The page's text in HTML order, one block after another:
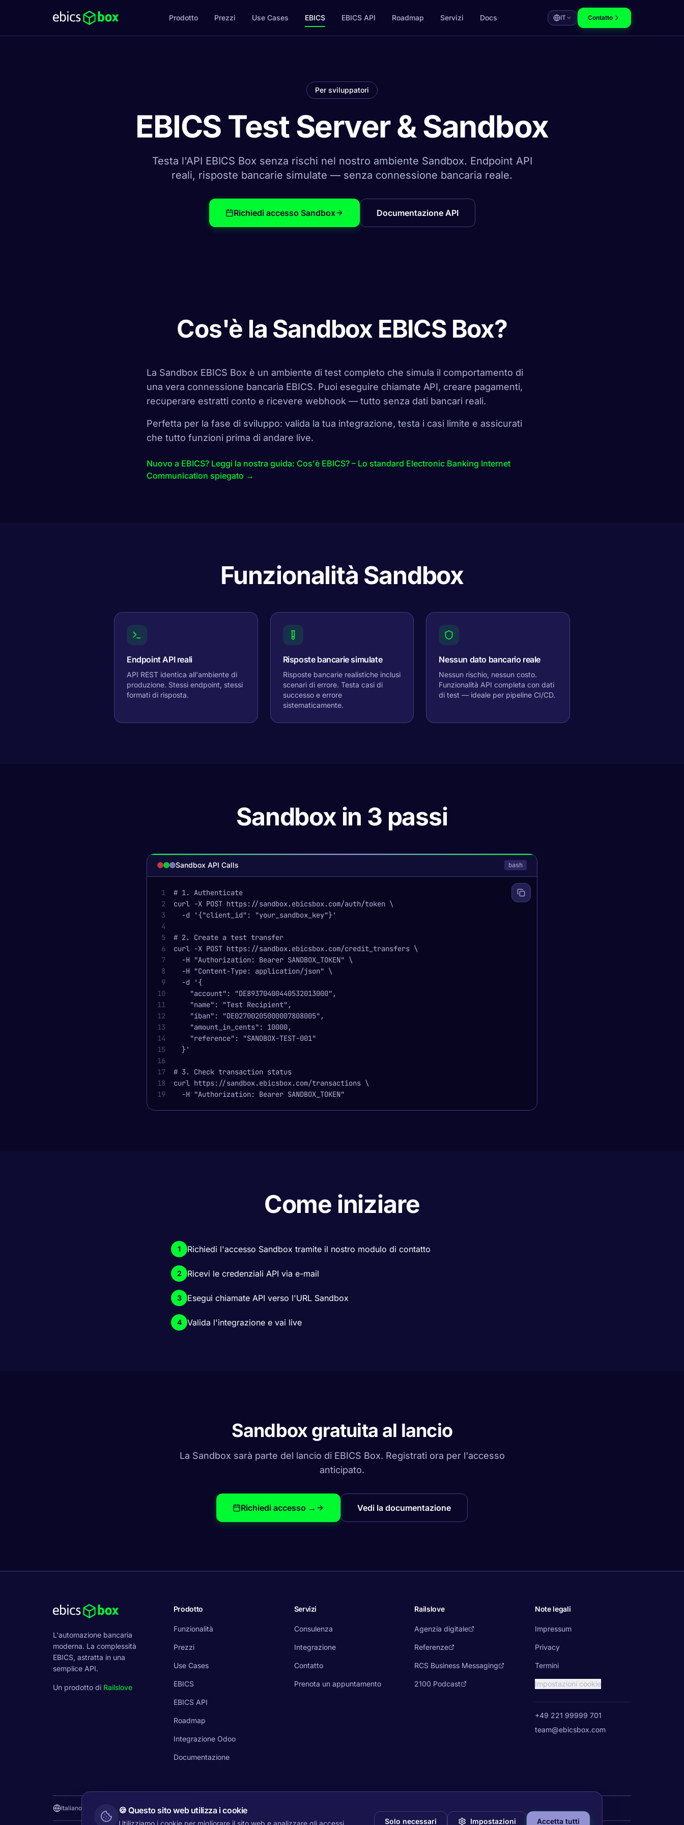
Prodotto Prezzi Use Cases EBICS EBICS API Roadmap Servizi Docs IT Contatto
Per sviluppatori
EBICS Test Server & Sandbox
Testa l'API EBICS Box senza rischi nel nostro ambiente Sandbox. Endpoint API
reali, risposte bancarie simulate — senza connessione bancaria reale.
Richiedi accesso Sandbox Documentazione API
Cos'è la Sandbox EBICS Box?
La Sandbox EBICS Box è un ambiente di test completo che simula il comportamento di
una vera connessione bancaria EBICS. Puoi eseguire chiamate API, creare pagamenti,
recuperare estratti conto e ricevere webhook — tutto senza dati bancari reali.
Perfetta per la fase di sviluppo: valida la tua integrazione, testa i casi limite e assicurati
che tutto funzioni prima di andare live.
Nuovo a EBICS? Leggi la nostra guida: Cos'è EBICS? – Lo standard Electronic Banking Internet
Communication spiegato →
Funzionalità Sandbox
Endpoint API reali
API REST identica all'ambiente di
produzione. Stessi endpoint, stessi
formati di risposta.
Risposte bancarie simulate
Risposte bancarie realistiche inclusi
scenari di errore. Testa casi di
successo e errore
sistematicamente.
Nessun dato bancario reale
Nessun rischio, nessun costo.
Funzionalità API completa con dati
di test — ideale per pipeline CI/CD.
Sandbox in 3 passi
Sandbox API Calls bash
1
# 1. Authenticate
2
curl -X POST https://sandbox.ebicsbox.com/auth/token \
3
  -d '{"client_id": "your_sandbox_key"}'
4
5
# 2. Create a test transfer
6
curl -X POST https://sandbox.ebicsbox.com/credit_transfers \
7
  -H "Authorization: Bearer SANDBOX_TOKEN" \
8
  -H "Content-Type: application/json" \
9
  -d '{
10
    "account": "DE89370400440532013000",
11
    "name": "Test Recipient",
12
    "iban": "DE02700205000007808005",
13
    "amount_in_cents": 10000,
14
    "reference": "SANDBOX-TEST-001"
15
  }'
16
17
# 3. Check transaction status
18
curl https://sandbox.ebicsbox.com/transactions \
19
  -H "Authorization: Bearer SANDBOX_TOKEN"
Come iniziare
1 Richiedi l'accesso Sandbox tramite il nostro modulo di contatto
2 Ricevi le credenziali API via e-mail
3 Esegui chiamate API verso l'URL Sandbox
4 Valida l'integrazione e vai live
Sandbox gratuita al lancio
La Sandbox sarà parte del lancio di EBICS Box. Registrati ora per l'accesso
anticipato.
Richiedi accesso → Vedi la documentazione
L'automazione bancaria
moderna. La complessità
EBICS, astratta in una
semplice API.
Un prodotto di Railslove
Prodotto
Funzionalità
Prezzi
Use Cases
EBICS
EBICS API
Roadmap
Integrazione Odoo
Documentazione
Servizi
Consulenza
Integrazione
Contatto
Prenota un appuntamento
Railslove
Agenzia digitale
Referenze
RCS Business Messaging
2100 Podcast
Note legali
Impressum
Privacy
Termini
Impostazioni cookie
+49 221 99999 701
team@ebicsbox.com
Italiano English FrançaisNederlandsPolski
🍪Questo sito web utilizza i cookie
Utilizziamo i cookie per migliorare il sito web e analizzare gli accessi. Solo necessari Impostazioni Accetta tutti